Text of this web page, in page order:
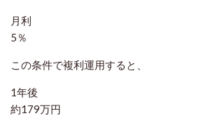
月利
5％
この条件で複利運用すると、
1年後
約179万円